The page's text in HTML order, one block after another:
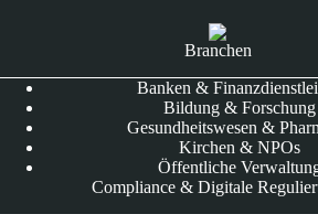
Branchen
Banken &
Bildung & Forschung
Gesundheitswesen &
Kirchen & NPOs
Öffentliche
Compliance & Digitale